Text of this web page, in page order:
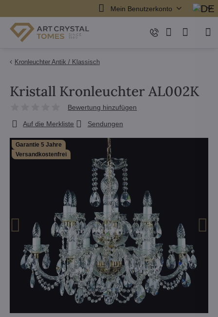
Mein Benutzerkonto
Kronleuchter Antik / Klassisch
Garantie 5 Jahre
Versandkostenfrei
Kristall Kronleuchter AL002K
Bewertung hinzufügen
Auf die Merkliste Sendungen